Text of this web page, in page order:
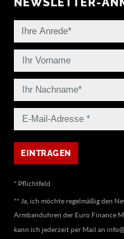
* Pflichtfeld
** Ja, ich möchte regelmäßig den
Armbanduhren der Euro Finance
kann ich jederzeit per Mail an